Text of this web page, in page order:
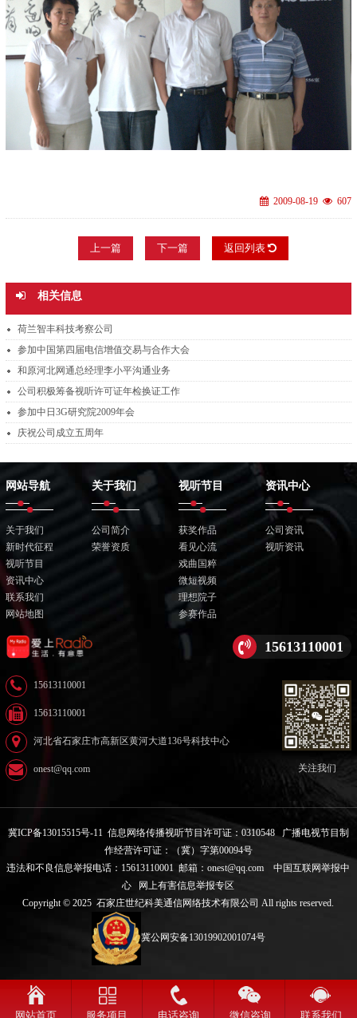
2009-08-19 607
上一篇 下一篇 返回列表
相关信息
荷兰智丰科技考察公司
参加中国第四届电信增值交易与合作大会
和原河北网通总经理李小平沟通业务
公司积极筹备视听许可证年检换证工作
参加中日3G研究院2009年会
庆祝公司成立五周年
网站导航
关于我们
新时代征程
视听节目
资讯中心
联系我们
网站地图
关于我们
公司简介
荣誉资质
视听节目
获奖作品
看见心流
戏曲国粹
微短视频
理想院子
参赛作品
资讯中心
公司资讯
视听资讯
15613110001
15613110001
15613110001
河北省石家庄市高新区黄河大道136号科技中心
onest@qq.com 关注我们
冀ICP备13015515号-11 信息网络传播视听节目许可证：0310548
广播电视节目制
作经营许可证：（冀）字第00094号
违法和不良信息举报电话：15613110001 邮箱：onest@qq.com中国互联网举报中
心
网上有害信息举报专区
Copyright © 2025 石家庄世纪科美通信网络技术有限公司 All rights reserved.
冀公网安备13019902001074号
网站首页 服务项目 电话咨询 微信咨询 联系我们